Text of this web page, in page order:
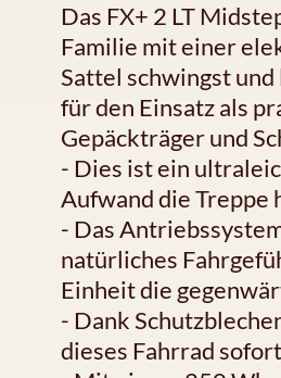
Das FX+ 2 LT
Familie mit einer
Sattel schwingst
für den Einsatz als
Gepäckträger und
- Dies ist ein
Aufwand die Treppe
- Das
natürliches
Einheit die
- Dank
dieses Fahrrad